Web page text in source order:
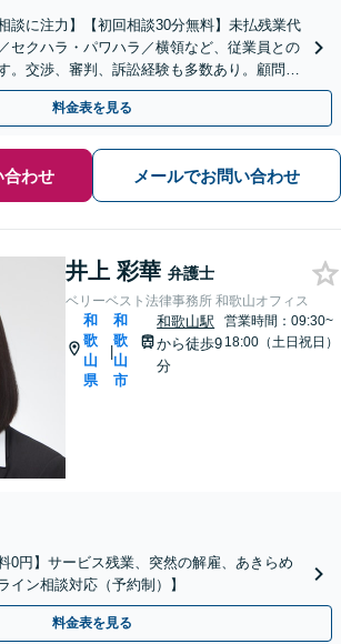
談に注力】【初回相談30分無料】未払残業代
セクハラ・パワハラ／横領など、従業員との
。交渉、審判、訴訟経験も多数あり。顧問契
歌山市駅５分】【Web相談可】
料金表を見る
合わせ メールでお問い合わせ
井上 彩華 弁護士
ベリーベスト法律事務所 和歌山オフィス
和
歌
山
県
|
和
歌
山
市
和歌山駅
から徒歩9
分
営業時間：09:30~
18:00（土日祝日）
0円】サービス残業、突然の解雇、あきらめ
イン相談対応（予約制）】
料金表を見る